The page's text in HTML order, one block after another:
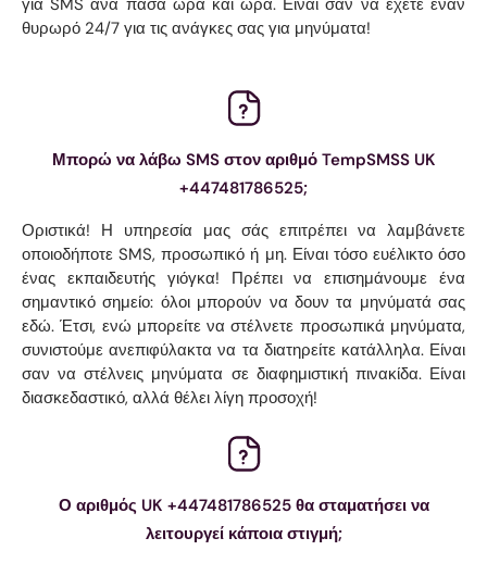
θυρωρό 24/7 για τις ανάγκες σας για μηνύματα!
Μπορώ να λάβω SMS στον αριθμό TempSMSS UK
+447481786525;
Οριστικά! Η υπηρεσία μας σάς επιτρέπει να λαμβάνετε
οποιοδήποτε SMS, προσωπικό ή μη. Είναι τόσο ευέλικτο όσο
ένας εκπαιδευτής γιόγκα! Πρέπει να επισημάνουμε ένα
σημαντικό σημείο: όλοι μπορούν να δουν τα μηνύματά σας
εδώ. Έτσι, ενώ μπορείτε να στέλνετε προσωπικά μηνύματα,
συνιστούμε ανεπιφύλακτα να τα διατηρείτε κατάλληλα. Είναι
σαν να στέλνεις μηνύματα σε διαφημιστική πινακίδα. Είναι
διασκεδαστικό, αλλά θέλει λίγη προσοχή!
Ο αριθμός UK +447481786525 θα σταματήσει να
λειτουργεί κάποια στιγμή;